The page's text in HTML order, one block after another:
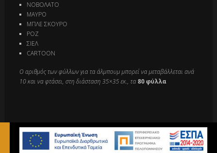
ΝΟΒΟΛΑΤΟ
ΜΑΥΡΟ
ΜΠΛΕ ΣΚΟΥΡΟ
ΡΟΖ
ΣΙΕΛ
CARTOON
Ο αριθμός των φύλλων για τα άλμπουμ μπορεί να μεταβάλλεται ανά
10 και να φτάσει, στη διάσταση 35×35 εκ., τα 80 φύλλα